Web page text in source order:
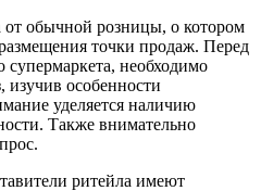
обычной розницы, о котором
точки продаж. Перед
супермаркета, необходимо
изучив особенности
уделяется наличию
Также внимательно
ритейла имеют